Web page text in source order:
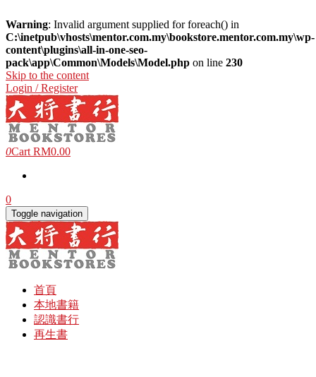
Warning: Invalid argument supplied for foreach() in
C:\inetpub\vhosts\mentor.com.my\bookstore.mentor.com.my\wp-
content\plugins\all-in-one-seo-
pack\app\Common\Models\Model.php on line 230
Skip to the content
Login / Register
0Cart RM0.00
0
Toggle navigation
首頁
本地書籍
認識書行
再生書